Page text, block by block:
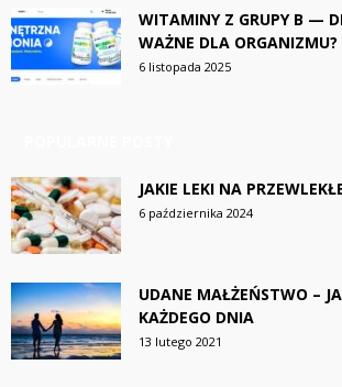
WITAMINY Z GRUPY B —
WAŻNE DLA ORGANIZMU?
6 listopada 2025
JAKIE LEKI NA
6 października 2024
UDANE MAŁŻEŃSTWO –
KAŻDEGO DNIA
13 lutego 2021